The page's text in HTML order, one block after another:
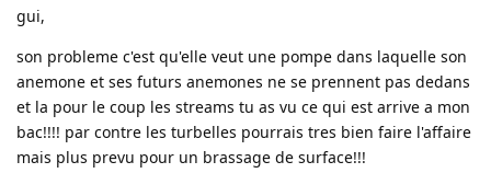
gui,
son probleme c'est qu'elle veut une pompe dans laquelle son
anemone et ses futurs anemones ne se prennent pas dedans
et la pour le coup les streams tu as vu ce qui est arrive a mon
bac!!!! par contre les turbelles pourrais tres bien faire l'affaire
mais plus prevu pour un brassage de surface!!!